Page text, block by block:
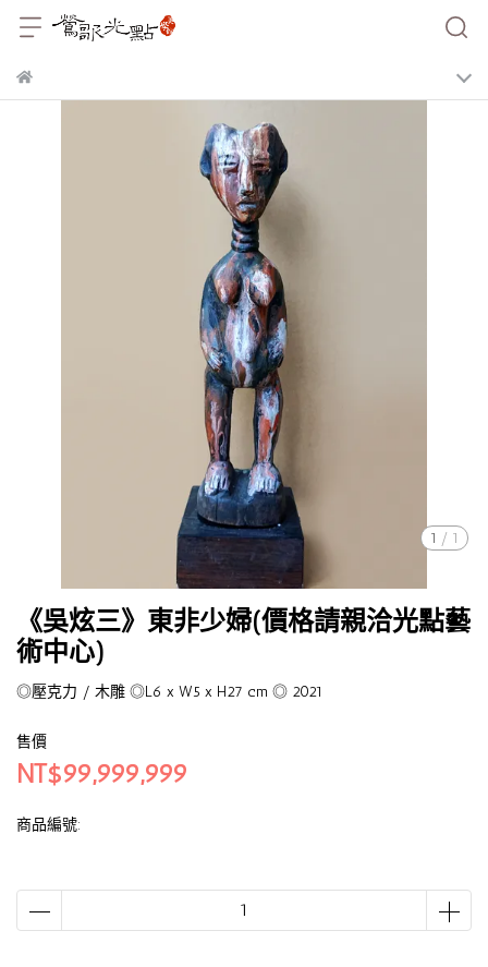
1 / 1
《吳炫三》東非少婦(價格請親洽光點藝
術中心)
◎壓克力 / 木雕 ◎L6 x W5 x H27 cm ◎ 2021
售價
NT$99,999,999
商品編號: